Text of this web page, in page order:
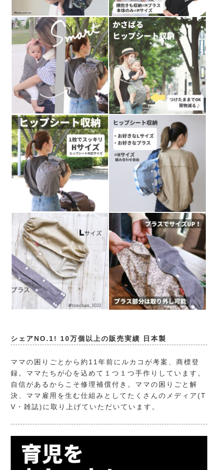
シェアNO.1! 10万個以上の販売実績 日本製
ママの困りごとから約11年前にルカコが考案、商標登
録。ママたちが心を込めて１つ１つ手作りしています。
自信があるからこそ修理補償付き。ママの困りごと解
決、ママ雇用を生む仕組みとしてたくさんのメディア(T
V・雑誌)に取り上げていただいています。